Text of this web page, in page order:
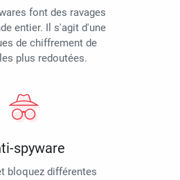
font des ravages
entier. Il s'agit d'une
de chiffrement de
plus redoutées.
spyware
bloquez différentes